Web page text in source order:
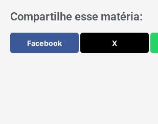
Compartilhe esse matéria:
Facebook X